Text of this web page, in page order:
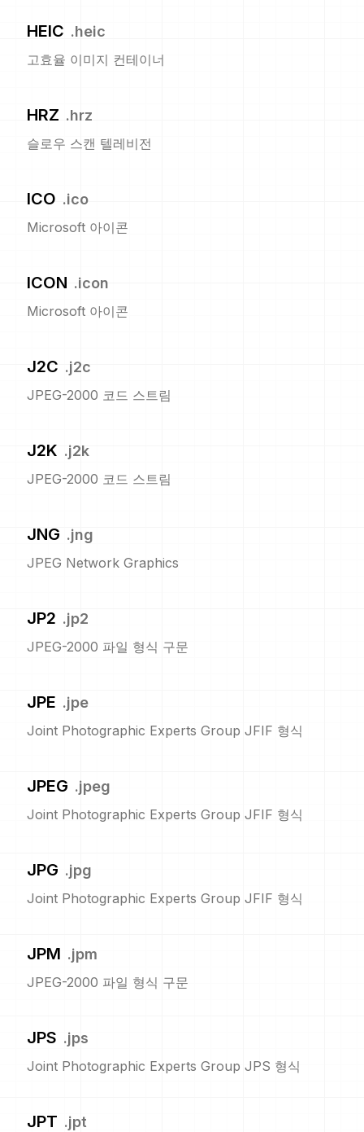
HEIC .heic
고효율 이미지 컨테이너
HRZ .hrz
슬로우 스캔 텔레비전
ICO .ico
Microsoft 아이콘
ICON .icon
Microsoft 아이콘
J2C .j2c
JPEG-2000 코드 스트림
J2K .j2k
JPEG-2000 코드 스트림
JNG .jng
JPEG Network Graphics
JP2 .jp2
JPEG-2000 파일 형식 구문
JPE .jpe
Joint Photographic Experts Group JFIF 형식
JPEG .jpeg
Joint Photographic Experts Group JFIF 형식
JPG .jpg
Joint Photographic Experts Group JFIF 형식
JPM .jpm
JPEG-2000 파일 형식 구문
JPS .jps
Joint Photographic Experts Group JPS 형식
JPT .jpt